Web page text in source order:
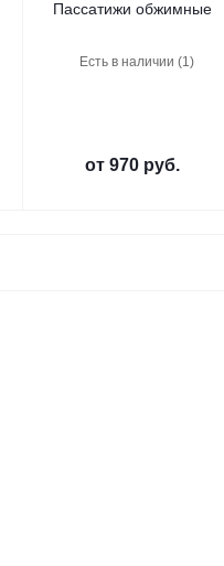
Пассатижи обжимные
Есть в наличии (1)
от970 руб.